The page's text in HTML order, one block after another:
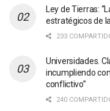
Ley de Tierras:
estratégicos de
233
Universidades.
incumpliendo
conflictivo”
240